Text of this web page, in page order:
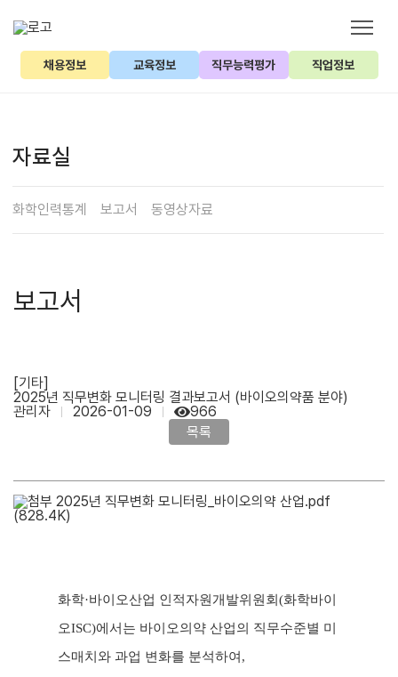
채용정보 교육정보 직무능력평가 직업정보
자료실
화학인력통계 보고서 동영상자료
보고서
[기타]
2025년 직무변화 모니터링 결과보고서 (바이오의약품 분야)
관리자
2026-01-09
966
목록
2025년 직무변화 모니터링_바이오의약 산업.pdf
(828.4K)
화학·바이오산업 인적자원개발위원회(화학바이
오ISC)에서는 바이오의약 산업의 직무수준별 미
스매치와 과업 변화를 분석하여,